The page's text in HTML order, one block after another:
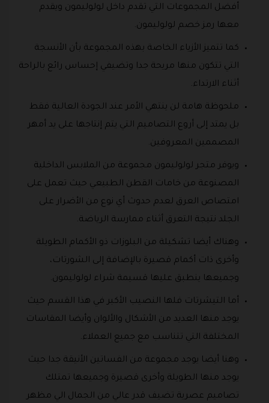
أفضل المجموعات التي تقدم داخل لولوليمون ويقدم
معها رمز خصم لولوليمون.
كما تتميز الأزياء الخاصة بهذه المجموعة بأن الأنسجة
التي تتكون منها مريحة جدا وتضيفي إحساس رائع بالراحة
أثناء الارتداء.
ملحوظة هامة لن ينتهي الأمر عند الجودة العالية فقط
بل يمتد إلى أروع التصاميم التي يتم إنتاجها على يد أمهر
المصممين المعروفين.
ويوفر متجر لولوليمون مجموعة من الملابس الداخلية
المصنوعة من خامات القطن الطبيعي حيث تعمل على
امتصاص العرق لعدم حدوث أي نوع من الأضرار على
الجلد نتيجة التعرق أثناء ممارسة الرياضة.
وهناك أيضا تشكيلة من البلوزات ذو الأكمام الطويلة
وأخرى ذات أكمام قصيرة بالإضافة إلى الشورتات،
وجميعها ينطبق عليها قسيمة شراء لولوليمون.
أما التيشرتات فلها النصيب الأكبر في هذا القسم حيث
يوجد منها العديد من الأشكال والألوان وأيضا المقاسات
المختلفة التي تتناسب مع جميع العملاء.
وهنا أيضا يوجد مجموعة من الفساتين الأنيقة جدا حيث
يوجد منها الطويلة وأخرى قصيرة وجميعها تمتلك
تصاميم عصرية تضيف قدر عالي من الجمال الي مظهر